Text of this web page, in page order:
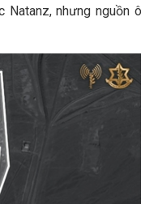
Natanz, nhưng nguồn ô